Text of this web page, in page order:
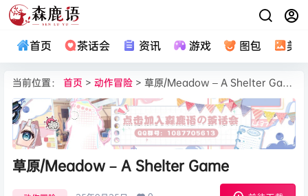
首页 茶话会 资讯 游戏 图包 美
当前位置： 首页 > 动作冒险 > 草原/Meadow – A Shelter Game
草原/Meadow – A Shelter Game